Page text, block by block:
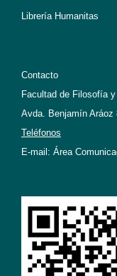
Librería Humanitas
Contacto
Facultad de Filosofía
Avda. Benjamín Aráoz
Teléfonos
E-mail: Área